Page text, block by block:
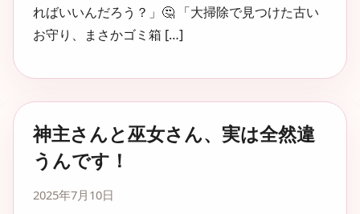
ればいいんだろう？」🤔 「大掃除で見つけた古い
お守り、まさかゴミ箱 […]
神主さんと巫女さん、実は全然違
うんです！
2025年7月10日